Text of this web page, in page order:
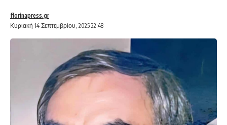
Κυριακή 14 Σεπτεμβρίου, 2025 22:48
florinapress.gr